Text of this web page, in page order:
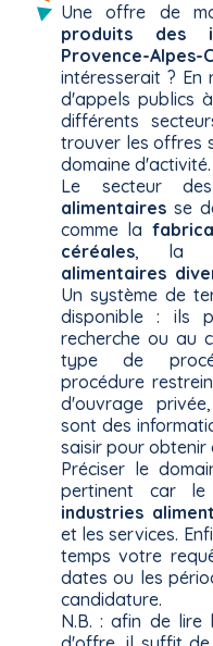
Une offre de
produits des
Provence-
intéresserait ? En
d'appels publics
différents
trouver les offres
domaine d'activité.
Le secteur
alimentaires se
comme la
céréales, la
alimentaires
Un système de
disponible : ils
recherche ou au
type de
procédure
d'ouvrage
sont des
saisir pour obtenir
Préciser le
pertinent car
industries
et les services.
temps votre
dates ou les
candidature.
N.B. : afin de lire